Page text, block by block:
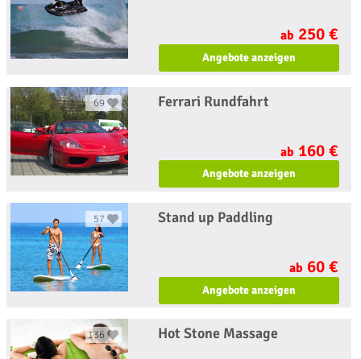
ab 250 €
Angebote anzeigen
69 Ferrari Rundfahrt
ab 160 €
Angebote anzeigen
57 Stand up Paddling
ab 60 €
Angebote anzeigen
136 Hot Stone Massage